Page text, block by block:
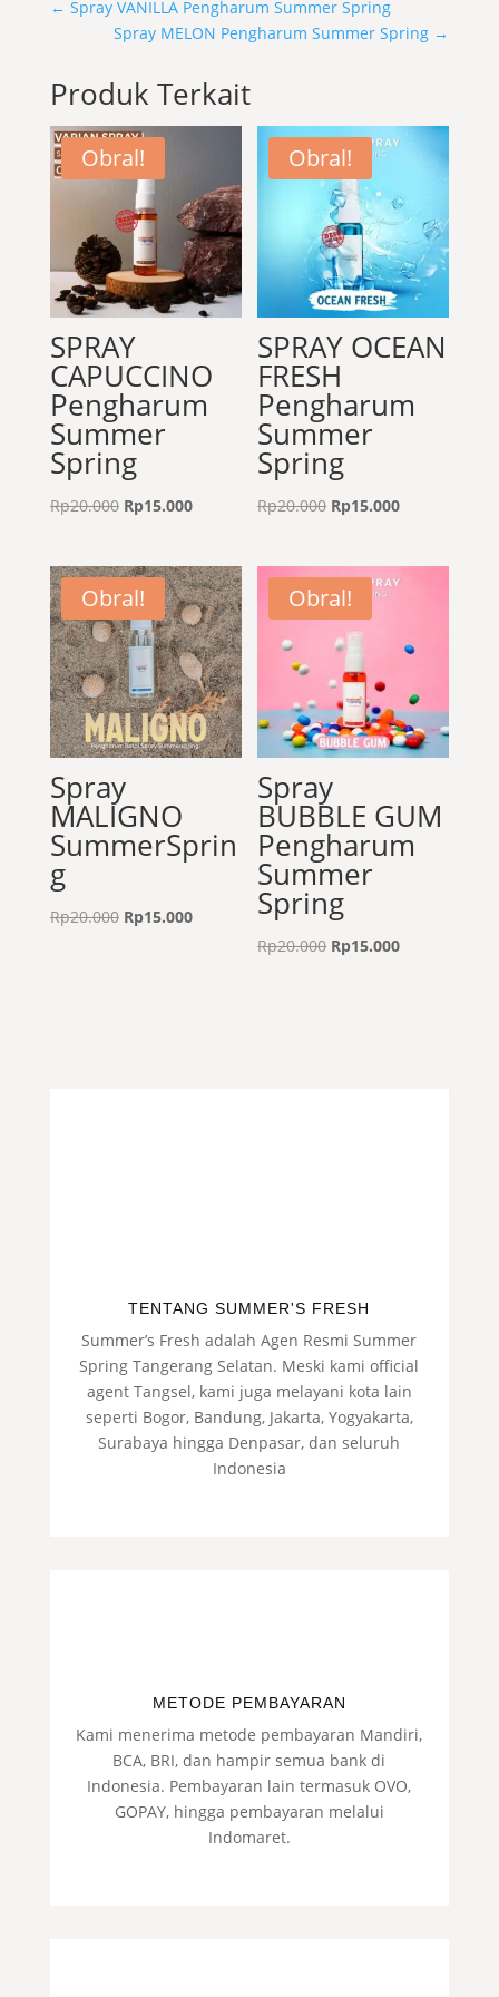
← Spray VANILLA Pengharum Summer Spring
Spray MELON Pengharum Summer Spring →
Produk Terkait
Obral!
SPRAY
CAPUCCINO
Pengharum
Summer
Spring
Rp20.000 Harga
adalah:
Rp20.000.
Rp15.000Harga
ini
adalah:
Rp15.000.
Obral!
SPRAY OCEAN
FRESH
Pengharum
Summer
Spring
Rp20.000 Harga
adalah:
Rp20.000.
Rp15.000Harga
ini
Obral!
Spray
MALIGNO
SummerSprin
g
Rp20.000 Harga
Rp15.000Harga
Obral!
Spray
BUBBLE GUM
Pengharum
Summer
Spring
Rp20.000 Harga
Rp15.000Harga
TENTANG SUMMER'S FRESH
Summer’s Fresh adalah Agen Resmi Summer
Spring Tangerang Selatan. Meski kami official
agent Tangsel, kami juga melayani kota lain
seperti Bogor, Bandung, Jakarta, Yogyakarta,
Surabaya hingga Denpasar, dan seluruh
Indonesia
METODE PEMBAYARAN
Kami menerima metode pembayaran Mandiri,
BCA, BRI, dan hampir semua bank di
Indonesia. Pembayaran lain termasuk OVO,
GOPAY, hingga pembayaran melalui
Indomaret.